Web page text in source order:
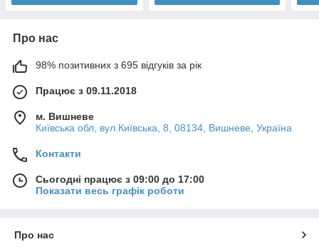
Про нас
98% позитивних з 695 відгуків за рік
Працює з 09.11.2018
м. Вишневе
Київська обл, вул.Київська, 8, 08134, Вишневе, Україна
Контакти
Сьогодні працює з 09:00 до 17:00
Показати весь графік роботи
Про нас